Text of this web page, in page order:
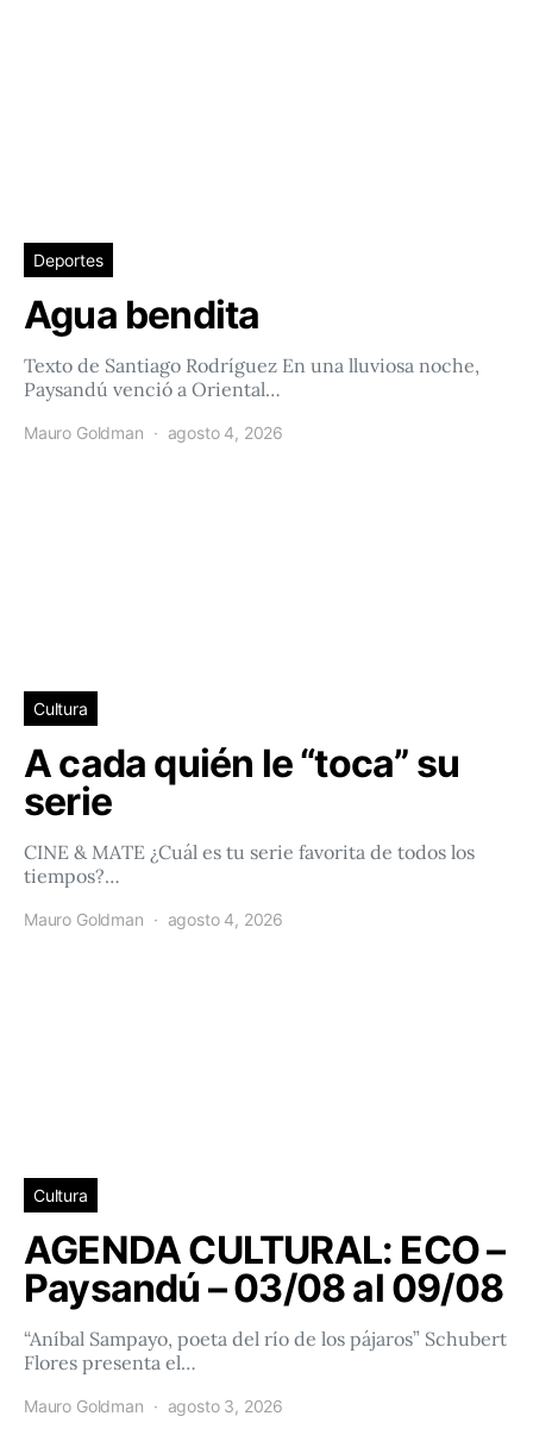
Deportes
Agua bendita
Texto de Santiago Rodríguez En una lluviosa noche,
Paysandú venció a Oriental…
Mauro Goldman agosto 4, 2026
Cultura
A cada quién le “toca” su
serie
CINE & MATE ¿Cuál es tu serie favorita de todos los
tiempos?…
Mauro Goldman agosto 4, 2026
Cultura
AGENDA CULTURAL: ECO –
Paysandú – 03/08 al 09/08
“Aníbal Sampayo, poeta del río de los pájaros” Schubert
Flores presenta el…
Mauro Goldman agosto 3, 2026